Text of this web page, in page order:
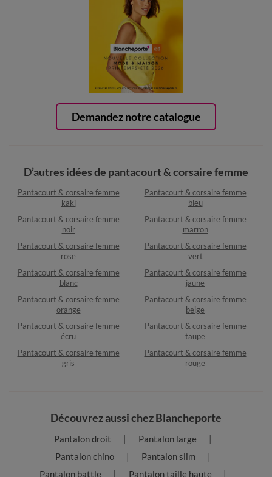
Demandez notre catalogue
D’autres idées de pantacourt & corsaire femme
Pantacourt & corsaire femme
kaki
Pantacourt & corsaire femme
bleu
Pantacourt & corsaire femme
noir
Pantacourt & corsaire femme
marron
Pantacourt & corsaire femme
rose
Pantacourt & corsaire femme
vert
Pantacourt & corsaire femme
blanc
Pantacourt & corsaire femme
jaune
Pantacourt & corsaire femme
orange
Pantacourt & corsaire femme
beige
Pantacourt & corsaire femme
écru
Pantacourt & corsaire femme
taupe
Pantacourt & corsaire femme
gris
Pantacourt & corsaire femme
rouge
Découvrez aussi chez Blancheporte
Pantalon droit
Pantalon large
Pantalon chino
Pantalon slim
Pantalon battle
Pantalon taille haute